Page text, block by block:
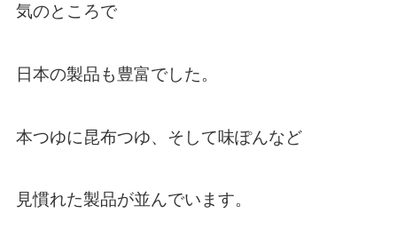
気のところで
日本の製品も豊富でした。
本つゆに昆布つゆ、そして味ぽんなど
見慣れた製品が並んでいます。